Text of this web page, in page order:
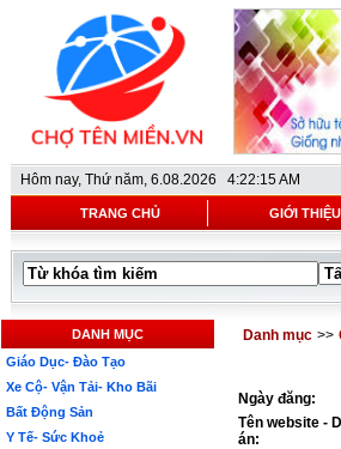
Hôm nay, Thứ năm, 6.08.2026 4:22:15 AM
TRANG CHỦ GIỚI THIỆU
DANH MỤC
Giáo Dục- Đào Tạo
Xe Cộ- Vận Tải- Kho Bãi
Bất Động Sản
Y Tế- Sức Khoẻ
Danh mục >>
Ngày đăng:
Tên website -
án: